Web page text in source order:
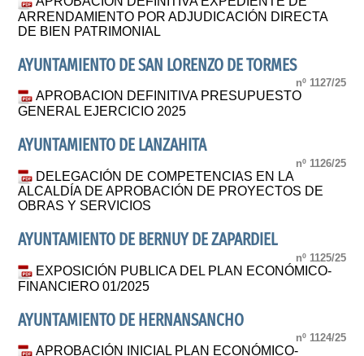
ARRENDAMIENTO POR ADJUDICACIÓN DIRECTA
DE BIEN PATRIMONIAL
AYUNTAMIENTO DE SAN LORENZO DE TORMES
nº 1127/25
APROBACION DEFINITIVA PRESUPUESTO
GENERAL EJERCICIO 2025
AYUNTAMIENTO DE LANZAHITA
nº 1126/25
DELEGACIÓN DE COMPETENCIAS EN LA
ALCALDÍA DE APROBACIÓN DE PROYECTOS DE
OBRAS Y SERVICIOS
AYUNTAMIENTO DE BERNUY DE ZAPARDIEL
nº 1125/25
EXPOSICIÓN PUBLICA DEL PLAN ECONÓMICO-
FINANCIERO 01/2025
AYUNTAMIENTO DE HERNANSANCHO
nº 1124/25
APROBACIÓN INICIAL PLAN ECONÓMICO-